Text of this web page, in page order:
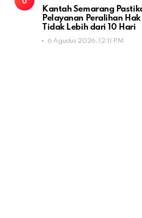
Kantah Semarang
Pelayanan Peralihan Hak
Tidak Lebih dari 10 Hari
6 Agustus 2026, 12:11 PM